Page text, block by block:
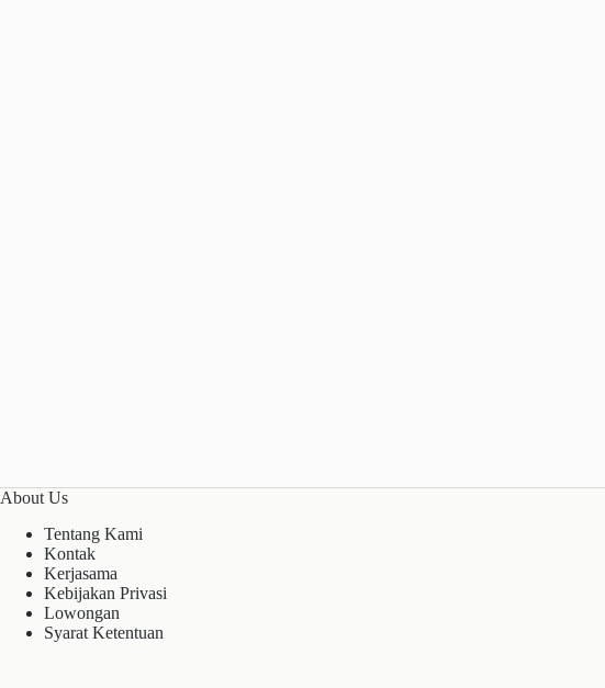
About Us
Tentang Kami
Kontak
Kerjasama
Kebijakan Privasi
Lowongan
Syarat Ketentuan